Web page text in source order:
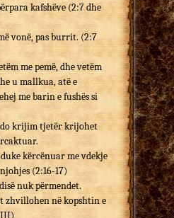
kafshëve (2:7 dhe
vonë, pas burrit. (2:7
me pemë, dhe vetëm
u mallkua, atë e
me barin e fushës si
krijim tjetër krijohet
kërcënuar me vdekje
(2:16-17)
nuk përmendet.
zhvillohen në kopshtin e